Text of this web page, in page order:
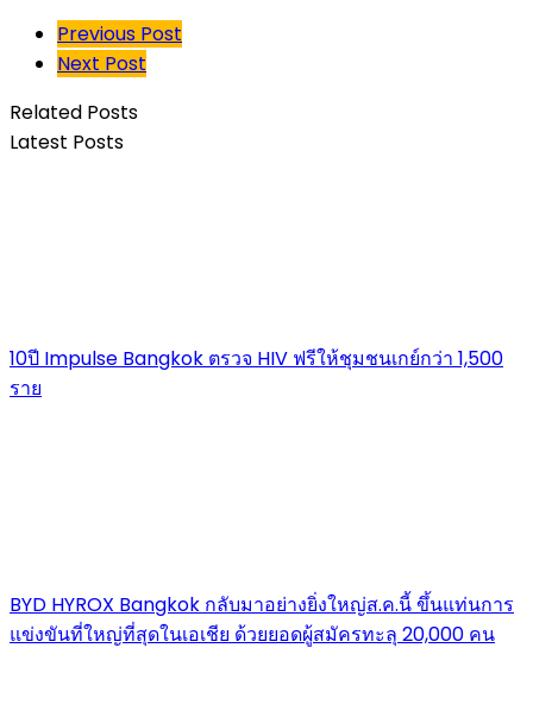
Previous Post
Next Post
Related Posts
Latest Posts
10ปี Impulse Bangkok ตรวจ HIV ฟรีให้ชุมชนเกย์กว่า 1,500
ราย
BYD HYROX Bangkok กลับมาอย่างยิ่งใหญ่ส.ค.นี้ ขึ้นแท่นการ
แข่งขันที่ใหญ่ที่สุดในเอเชีย ด้วยยอดผู้สมัครทะลุ 20,000 คน